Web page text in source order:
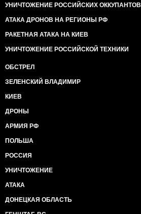
УНИЧТОЖЕНИЕ РОССИЙСКИХ ОККУПАНТОВ
АТАКА ДРОНОВ НА РЕГИОНЫ РФ
РАКЕТНАЯ АТАКА НА КИЕВ
УНИЧТОЖЕНИЕ РОССИЙСКОЙ ТЕХНИКИ
ОБСТРЕЛ
ЗЕЛЕНСКИЙ ВЛАДИМИР
КИЕВ
ДРОНЫ
АРМИЯ РФ
ПОЛЬША
РОССИЯ
УНИЧТОЖЕНИЕ
АТАКА
ДОНЕЦКАЯ ОБЛАСТЬ